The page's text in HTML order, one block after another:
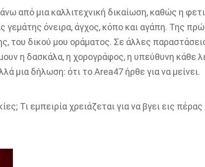
από μια καλλιτεχνική δικαίωση, καθώς η
γεμάτης όνειρα, άγχος, κόπο και αγάπη. Της
του δικού μου οράματος. Σε άλλες
η δασκάλα, η χορογράφος, η υπεύθυνη κάθε
μια δήλωση: ότι το Area47 ήρθε για να μείνει.
Τι εμπειρία χρειάζεται για να βγει εις